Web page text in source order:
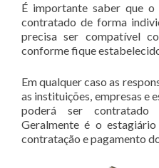
É importante saber que o
contratado de forma
precisa ser compatível
conforme fique
Em qualquer caso as
as instituições, empresas e
poderá ser
Geralmente é o
contratação e pagamento